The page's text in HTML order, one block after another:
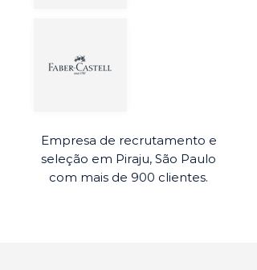
Empresa de recrutamento e
seleção em Piraju, São Paulo
com mais de 900 clientes.